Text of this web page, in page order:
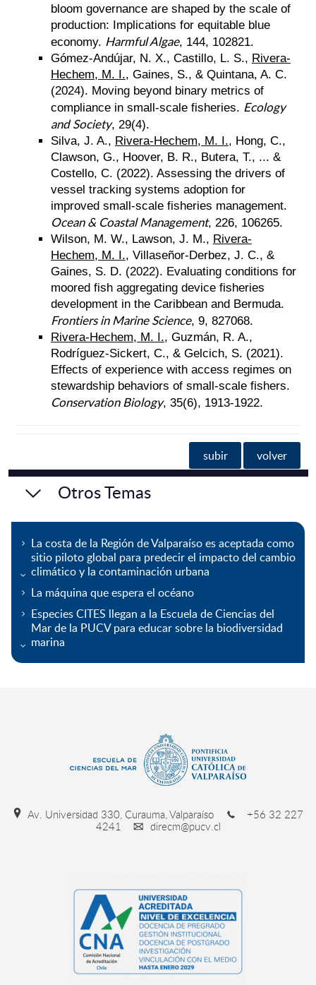
bloom governance are shaped by the scale of
production: Implications for equitable blue
economy. Harmful Algae, 144, 102821.
Gómez-Andújar, N. X., Castillo, L. S., Rivera-
Hechem, M. I., Gaines, S., & Quintana, A. C.
(2024). Moving beyond binary metrics of
compliance in small-scale fisheries. Ecology
and Society, 29(4).
Silva, J. A., Rivera-Hechem, M. I., Hong, C.,
Clawson, G., Hoover, B. R., Butera, T., ... &
Costello, C. (2022). Assessing the drivers of
vessel tracking systems adoption for
improved small-scale fisheries management.
Ocean & Coastal Management, 226, 106265.
Wilson, M. W., Lawson, J. M., Rivera-
Hechem, M. I., Villaseñor-Derbez, J. C., &
Gaines, S. D. (2022). Evaluating conditions for
moored fish aggregating device fisheries
development in the Caribbean and Bermuda.
Frontiers in Marine Science, 9, 827068.
Rivera‐Hechem, M. I., Guzmán, R. A.,
Rodríguez‐Sickert, C., & Gelcich, S. (2021).
Effects of experience with access regimes on
stewardship behaviors of small‐scale fishers.
Conservation Biology, 35(6), 1913-1922.
subir volver
Otros Temas
La costa de la Región de Valparaíso es aceptada como
sitio piloto global para predecir el impacto del cambio
climático y la contaminación urbana
La máquina que espera el océano
Especies CITES llegan a la Escuela de Ciencias del
Mar de la PUCV para educar sobre la biodiversidad
marina
Av. Universidad 330, Curauma, Valparaíso
+56 32 227
4241
direcm@pucv.cl